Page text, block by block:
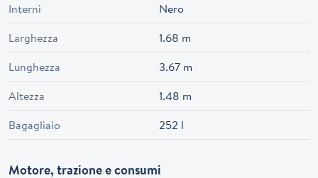
Interni
Nero
Larghezza
1.68 m
Lunghezza
3.67 m
Altezza
1.48 m
Bagagliaio
252 l
Motore, trazione e consumi